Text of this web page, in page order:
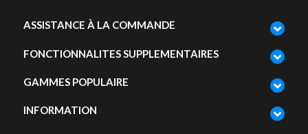
ASSISTANCE À LA COMMANDE
FONCTIONNALITES SUPPLEMENTAIRES
GAMMES POPULAIRE
INFORMATION